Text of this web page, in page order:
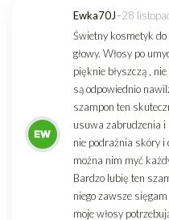
Ewka70J–28
Świetny kosmetyk
głowy. Włosy po
pięknie błyszczą ,
są odpowiednio
szampon ten
usuwa zabrudzenia
nie podrażnia skóry i
można nim myć
Bardzo lubię ten
niego zawsze
moje włosy